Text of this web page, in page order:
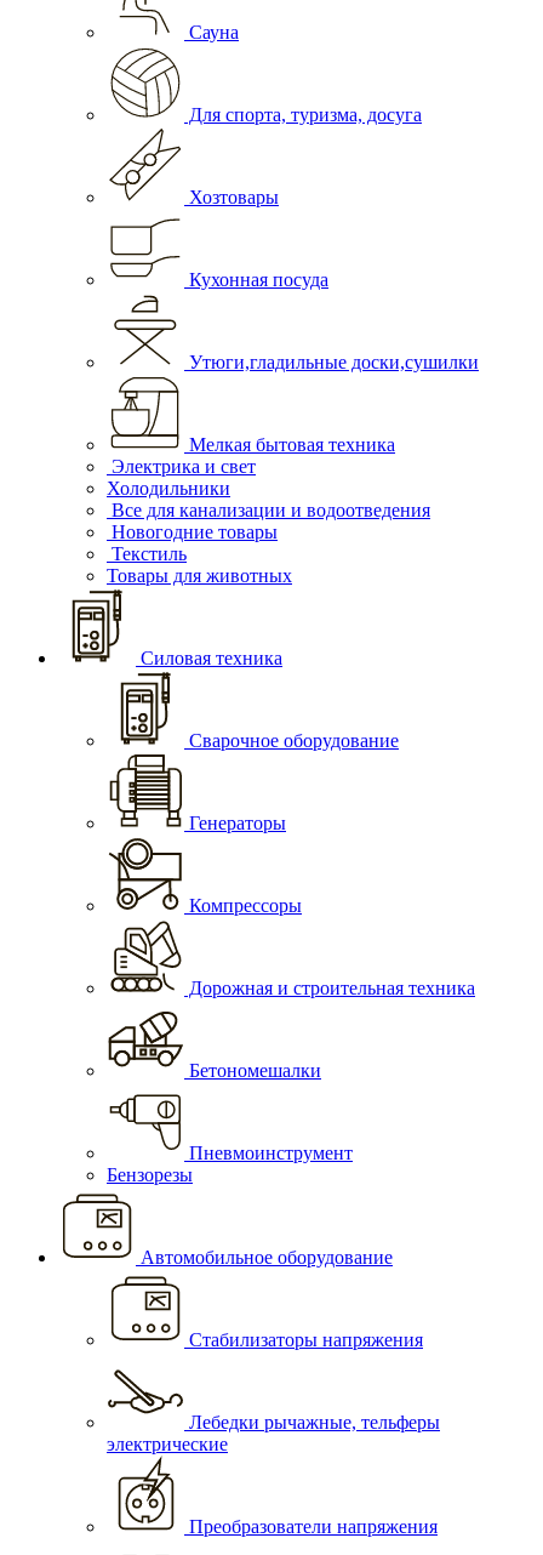
Сауна
Для спорта, туризма, досуга
Хозтовары
Кухонная посуда
Утюги,гладильные доски,сушилки
Мелкая бытовая техника
Электрика и свет
Холодильники
Все для канализации и водоотведения
Новогодние товары
Текстиль
Товары для животных
Силовая техника
Сварочное оборудование
Генераторы
Компрессоры
Дорожная и строительная техника
Бетономешалки
Пневмоинструмент
Бензорезы
Автомобильное оборудование
Стабилизаторы напряжения
Лебедки рычажные, тельферы
электрические
Преобразователи напряжения